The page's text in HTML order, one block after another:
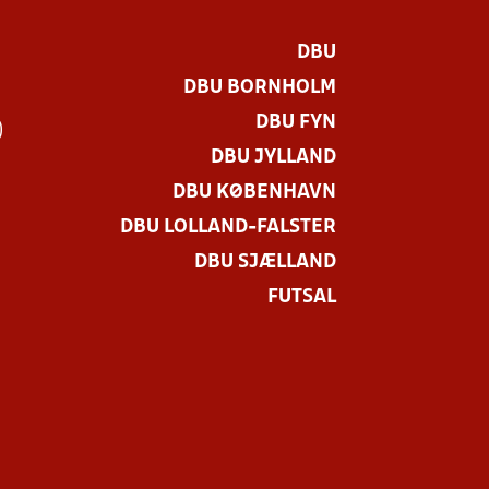
DBU
DBU BORNHOLM
DBU FYN
DBU JYLLAND
DBU KØBENHAVN
DBU LOLLAND-FALSTER
DBU SJÆLLAND
FUTSAL